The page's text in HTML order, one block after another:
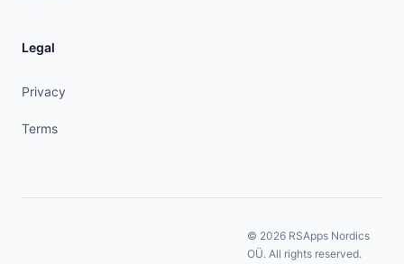
Legal
Privacy
Terms
© 2026 RSApps Nordics
OÜ. All rights reserved.